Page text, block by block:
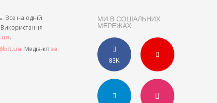
МИ В СОЦІАЛЬНИХ
МЕРЕЖАХ
83K
Все на одній
Використання
.
. Медіа-кіт за